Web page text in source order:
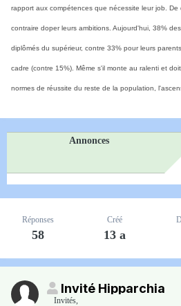
rapport aux compétences que nécessite leur job.
contraire doper leurs ambitions. Aujourd'hui, 38%
diplômés du supérieur, contre 33% pour leurs
cadre (contre 15%). Même s'il monte au ralenti et
normes de réussite du reste de la population,
Annonces
Réponses
58
Créé
13 a
Invité Hipparchia
Invités